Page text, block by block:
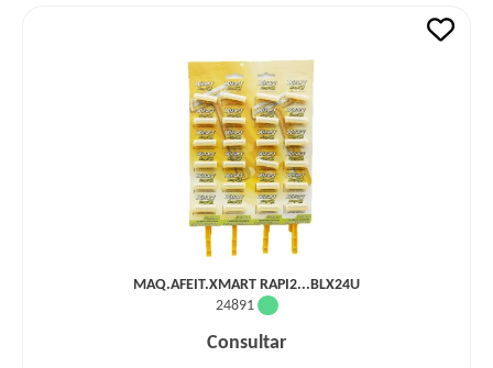
MAQ.AFEIT.XMART RAPI2...BLX24U
24891
Consultar